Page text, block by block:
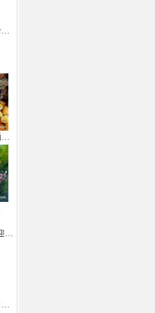
2024云南文化节在伦敦卡姆登市场举办
在墨江，有一种幸福叫晒秋！
“云南昆明：大熊猫珍多迎来10岁生日
丘北：万寿菊采摘季吸引游客打卡